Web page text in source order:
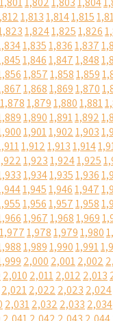
1,8131,8141,815
1,8241,8251,826
1,8351,8361,837
1,8461,8471,848
1,8571,8581,859
1,8681,8691,870
1,8781,8791,8801,881
1,8901,8911,892
1,9011,9021,903
1,9121,9131,914
1,9231,9241,925
1,9341,9351,936
1,9451,9461,947
1,9561,9571,958
1,9671,9681,969
1,9771,9781,9791,980
1,9891,9901,991
2,000 2,0012,002
2,010 2,0112,012 2,013
2,0212,022 2,023 2,024
2,0312,032 2,033 2,034